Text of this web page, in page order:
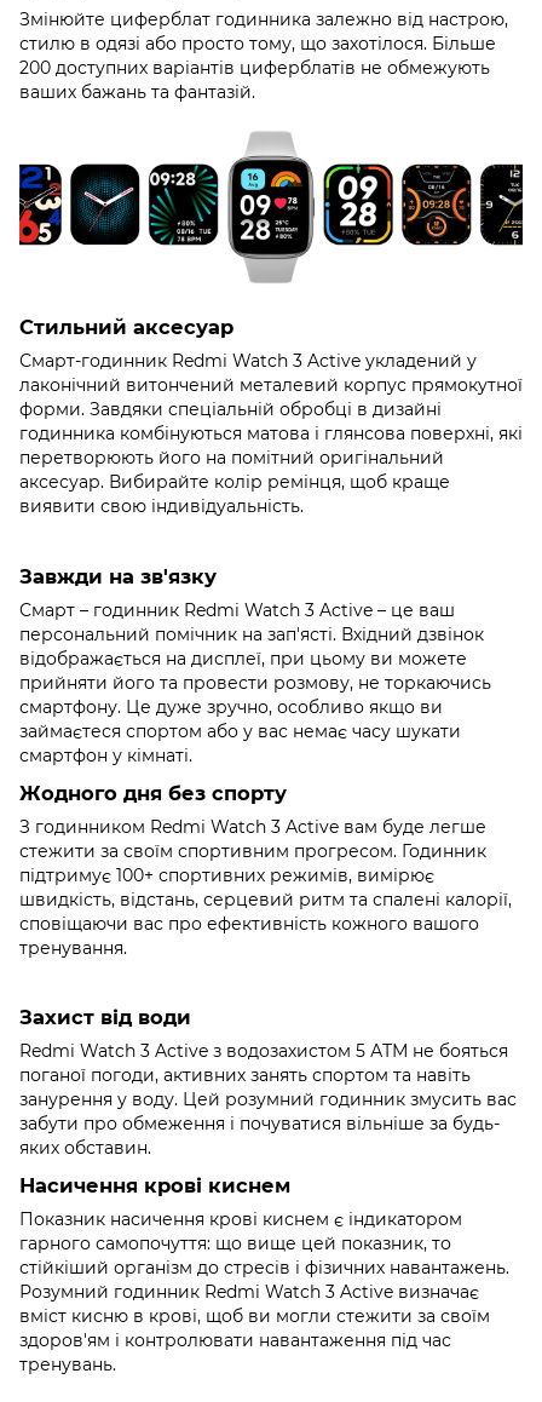
Змінюйте циферблат годинника залежно від настрою,
стилю в одязі або просто тому, що захотілося. Більше
200 доступних варіантів циферблатів не обмежують
ваших бажань та фантазій.
Стильний аксесуар
Смарт-годинник Redmi Watch 3 Active укладений у
лаконічний витончений металевий корпус прямокутної
форми. Завдяки спеціальній обробці в дизайні
годинника комбінуються матова і глянсова поверхні, які
перетворюють його на помітний оригінальний
аксесуар. Вибирайте колір ремінця, щоб краще
виявити свою індивідуальність.
Завжди на зв'язку
Смарт – годинник Redmi Watch 3 Active – це ваш
персональний помічник на зап'ясті. Вхідний дзвінок
відображається на дисплеї, при цьому ви можете
прийняти його та провести розмову, не торкаючись
смартфону. Це дуже зручно, особливо якщо ви
займаєтеся спортом або у вас немає часу шукати
смартфон у кімнаті.
Жодного дня без спорту
З годинником Redmi Watch 3 Active вам буде легше
стежити за своїм спортивним прогресом. Годинник
підтримує 100+ спортивних режимів, вимірює
швидкість, відстань, серцевий ритм та спалені калорії,
сповіщаючи вас про ефективність кожного вашого
тренування.
Захист від води
Redmi Watch 3 Active з водозахистом 5 АТМ не бояться
поганої погоди, активних занять спортом та навіть
занурення у воду. Цей розумний годинник змусить вас
забути про обмеження і почуватися вільніше за будь-
яких обставин.
Насичення крові киснем
Показник насичення крові киснем є індикатором
гарного самопочуття: що вище цей показник, то
стійкіший організм до стресів і фізичних навантажень.
Розумний годинник Redmi Watch 3 Active визначає
вміст кисню в крові, щоб ви могли стежити за своїм
здоров'ям і контролювати навантаження під час
тренувань.